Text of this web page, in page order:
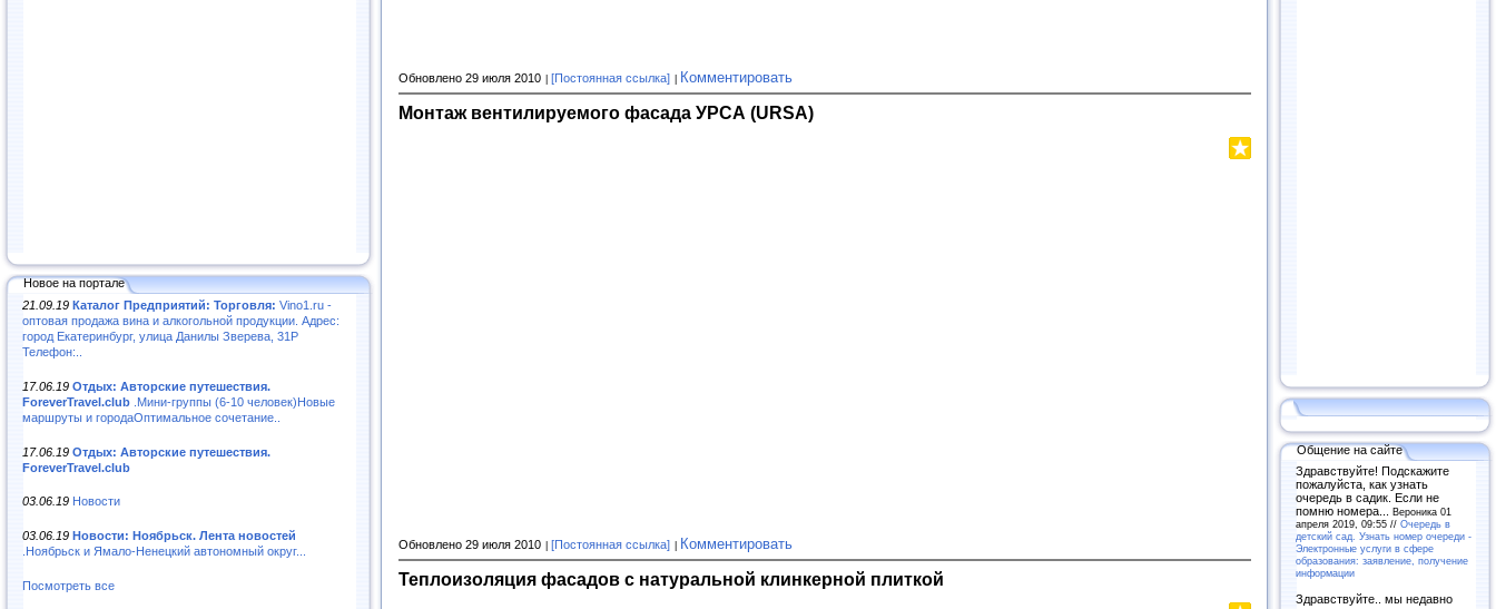
Новое на портале
21.09.19 Каталог Предприятий: Торговля: Vino1.ru -
оптовая продажа вина и алкогольной продукции. Адрес:
город Екатеринбург, улица Данилы Зверева, 31Р
Телефон:..
17.06.19 Отдых: Авторские путешествия.
ForeverTravel.club .Мини-группы (6-10 человек)Новые
маршруты и городаОптимальное сочетание..
17.06.19 Отдых: Авторские путешествия.
ForeverTravel.club
03.06.19 Новости
03.06.19 Новости: Ноябрьск. Лента новостей
.Ноябрьск и Ямало-Ненецкий автономный округ...
Посмотреть все
Обновлено 29 июля 2010 [Постоянная ссылка] Комментировать
Монтаж вентилируемого фасада УРСА (URSA)
Обновлено 29 июля 2010 [Постоянная ссылка] Комментировать
Теплоизоляция фасадов с натуральной клинкерной плиткой
Общение на сайте
Здравствуйте! Подскажите
пожалуйста, как узнать
очередь в садик. Если не
помню номера... Вероника 01
апреля 2019, 09:55 // Очередь в
детский сад. Узнать номер очереди -
Электронные услуги в сфере
образования: заявление, получение
информации
Здравствуйте.. мы недавно